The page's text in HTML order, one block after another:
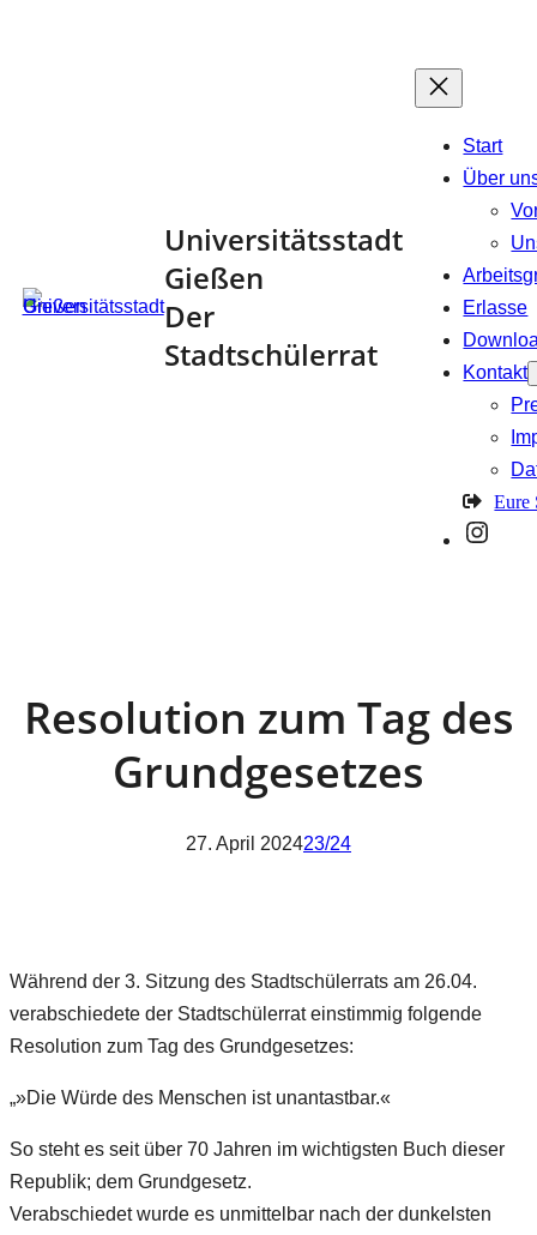
Universitätsstadt
Gießen
Der
Stadtschülerrat
Start
Über
Erlasse
Kontakt
Eure
Resolution zum Tag des
Grundgesetzes
27. April 202423/24
Während der 3. Sitzung des Stadtschülerrats am 26.04.
verabschiedete der Stadtschülerrat einstimmig folgende
Resolution zum Tag des Grundgesetzes:
„»Die Würde des Menschen ist unantastbar.«
So steht es seit über 70 Jahren im wichtigsten Buch dieser
Republik; dem Grundgesetz.
Verabschiedet wurde es unmittelbar nach der dunkelsten